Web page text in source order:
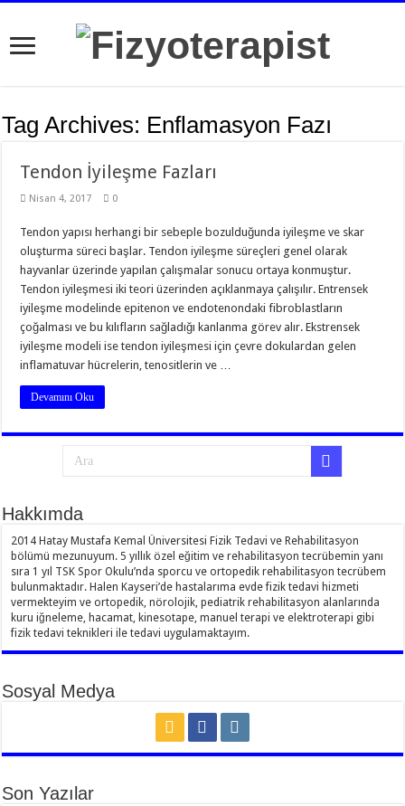
Tag Archives: Enflamasyon Fazı
Tendon İyileşme Fazları
Nisan 4, 2017 0
Tendon yapısı herhangi bir sebeple bozulduğunda iyileşme ve skar
oluşturma süreci başlar. Tendon iyileşme süreçleri genel olarak
hayvanlar üzerinde yapılan çalışmalar sonucu ortaya konmuştur.
Tendon iyileşmesi iki teori üzerinden açıklanmaya çalışılır. Entrensek
iyileşme modelinde epitenon ve endotenondaki fibroblastların
çoğalması ve bu kılıfların sağladığı kanlanma görev alır. Ekstrensek
iyileşme modeli ise tendon iyileşmesi için çevre dokulardan gelen
inflamatuvar hücrelerin, tenositlerin ve …
Devamını Oku
Hakkımda
2014 Hatay Mustafa Kemal Üniversitesi Fizik Tedavi ve Rehabilitasyon
bölümü mezunuyum. 5 yıllık özel eğitim ve rehabilitasyon tecrübemin yanı
sıra 1 yıl TSK Spor Okulu’nda sporcu ve ortopedik rehabilitasyon tecrübem
bulunmaktadır. Halen Kayseri’de hastalarıma evde fizik tedavi hizmeti
vermekteyim ve ortopedik, nörolojik, pediatrik rehabilitasyon alanlarında
kuru iğneleme, hacamat, kinesotape, manuel terapi ve elektroterapi gibi
fizik tedavi teknikleri ile tedavi uygulamaktayım.
Sosyal Medya
Son Yazılar